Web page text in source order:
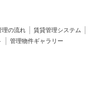
理の流れ
賃貸管理システム
管理物件ギャラリー